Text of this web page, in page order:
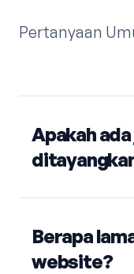
Pertanyaan
Apakah
Berapa
website?